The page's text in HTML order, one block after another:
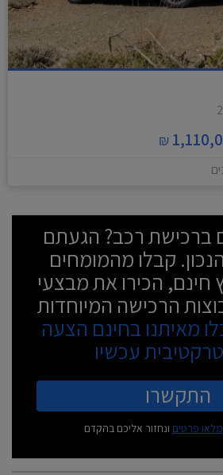
₪
ברכישת רכב? הגעתם
קבלו מהמומחים
חינם, הכירו את מבצעי
הרכישה המיוחדות
מאיתנו בחינם הצעה
עכשיו
התקשרו
מלאו פרטים ונחזור אליכם בהקדם